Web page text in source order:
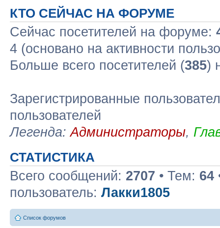
КТО СЕЙЧАС НА ФОРУМЕ
Сейчас посетителей на форуме:
4 (основано на активности
Больше всего посетителей (385)
Зарегистрированные
пользователей
Легенда:Администраторы,
СТАТИСТИКА
Всего сообщений: 2707 • Тем: 64
пользователь: Лакки1805
Список форумов